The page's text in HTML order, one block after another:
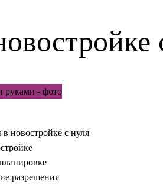
новостройке с нуля
разрешения